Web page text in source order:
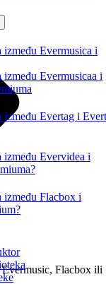
Evermusica i
Evermusicaa i
Evertag i
Evervidea i
Flacbox i
Flacbox ili